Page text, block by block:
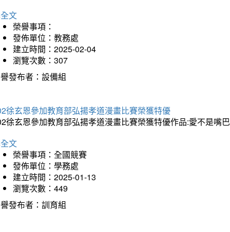
文
榮譽事項：
發佈單位：教務處
建立時間：2025-02-04
瀏覽次數：307
發布者：設備組
徐玄恩參加教育部弘揚孝道漫畫比賽榮獲特優
徐玄恩參加教育部弘揚孝道漫畫比賽榮獲特優作品:愛不是嘴
文
榮譽事項：全國競賽
發佈單位：學務處
建立時間：2025-01-13
瀏覽次數：449
發布者：訓育組